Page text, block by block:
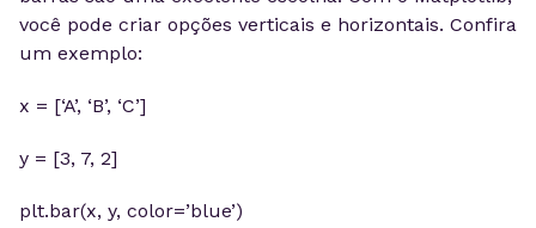
você pode criar opções verticais e horizontais. Confira
um exemplo:
x = [‘A’, ‘B’, ‘C’]
y = [3, 7, 2]
plt.bar(x, y, color=’blue’)